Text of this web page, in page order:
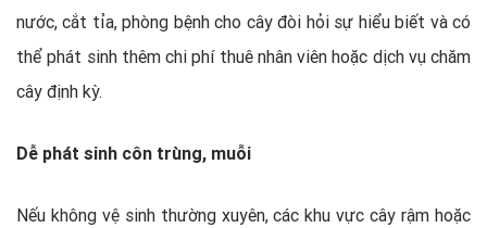
nước, cắt tỉa, phòng bệnh cho cây đòi hỏi sự hiểu biết và có
thể phát sinh thêm chi phí thuê nhân viên hoặc dịch vụ chăm
cây định kỳ.
Dễ phát sinh côn trùng, muỗi
Nếu không vệ sinh thường xuyên, các khu vực cây rậm hoặc